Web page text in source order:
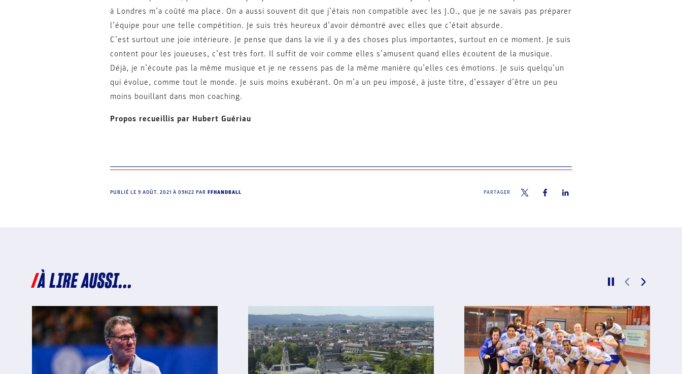
à Londres m’a coûté ma place. On a aussi souvent dit que j’étais non compatible avec les J.O., que je ne savais pas préparer
l’équipe pour une telle compétition. Je suis très heureux d’avoir démontré avec elles que c’était absurde.
C’est surtout une joie intérieure. Je pense que dans la vie il y a des choses plus importantes, surtout en ce moment. Je suis
content pour les joueuses, c’est très fort. Il suffit de voir comme elles s’amusent quand elles écoutent de la musique.
Déjà, je n’écoute pas la même musique et je ne ressens pas de la même manière qu’elles ces émotions. Je suis quelqu’un
qui évolue, comme tout le monde. Je suis moins exubérant. On m’a un peu imposé, à juste titre, d’essayer d’être un peu
moins bouillant dans mon coaching.
Propos recueillis par Hubert Guériau
PUBLIÉ LE 9 AOÛT. 2021 À 09H22 PAR FFHANDBALL PARTAGER
À LIRE AUSSI...